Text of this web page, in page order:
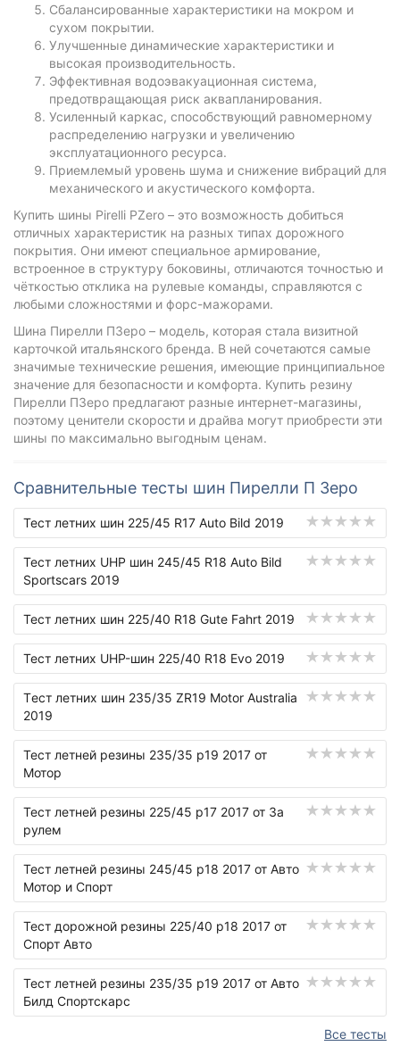
Сбалансированные характеристики на мокром и
сухом покрытии.
Улучшенные динамические характеристики и
высокая производительность.
Эффективная водоэвакуационная система,
предотвращающая риск аквапланирования.
Усиленный каркас, способствующий равномерному
распределению нагрузки и увеличению
эксплуатационного ресурса.
Приемлемый уровень шума и снижение вибраций для
механического и акустического комфорта.
Купить шины Pirelli PZero – это возможность добиться
отличных характеристик на разных типах дорожного
покрытия. Они имеют специальное армирование,
встроенное в структуру боковины, отличаются точностью и
чёткостью отклика на рулевые команды, справляются с
любыми сложностями и форс-мажорами.
Шина Пирелли ПЗеро – модель, которая стала визитной
карточкой итальянского бренда. В ней сочетаются самые
значимые технические решения, имеющие принципиальное
значение для безопасности и комфорта. Купить резину
Пирелли ПЗеро предлагают разные интернет-магазины,
поэтому ценители скорости и драйва могут приобрести эти
шины по максимально выгодным ценам.
Сравнительные тесты шин Пирелли П Зеро
Тест летних шин 225/45 R17 Auto Bild 2019
Тест летних UHP шин 245/45 R18 Auto Bild
Sportscars 2019
Тест летних шин 225/40 R18 Gute Fahrt 2019
Тест летних UHP-шин 225/40 R18 Evo 2019
Tест летних шин 235/35 ZR19 Motor Australia
2019
Тест летней резины 235/35 р19 2017 от
Мотор
Тест летней резины 225/45 р17 2017 от За
рулем
Тест летней резины 245/45 р18 2017 от Авто
Мотор и Спорт
Тест дорожной резины 225/40 р18 2017 от
Спорт Авто
Тест летней резины 235/35 р19 2017 от Авто
Билд Спортскарс
Все тесты